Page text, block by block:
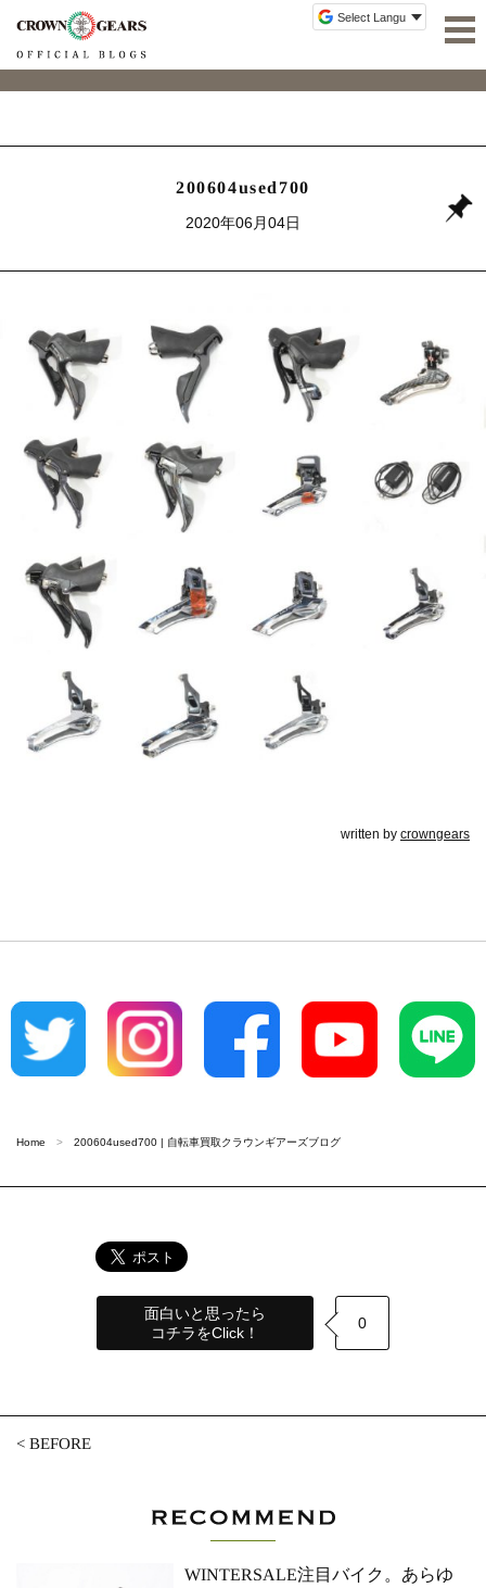
200604used700
2020年06月04日
written by crowngears
Home 200604used700 | 自転車買取クラウンギアーズブログ
面白いと思ったら
コチラをClick！
0
<BEFORE
WINTERSALE注目バイク。あらゆ